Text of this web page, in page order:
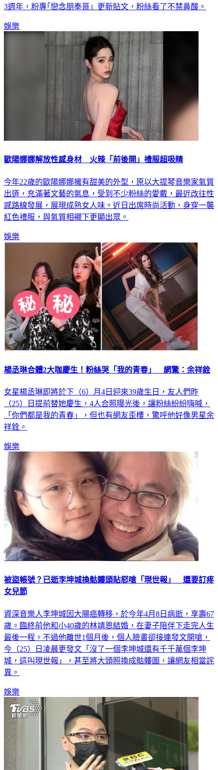
3週年，粉專｢戀念朋奉哥」更新貼文，粉絲看了不禁鼻酸。
娛樂
歐陽娜娜解放性感身材 火辣「前後開」禮服超吸睛
今年22歲的歐陽娜娜擁有甜美的外型，原以大提琴音樂家氣質
出道，充滿著文藝的氣息，受到不少粉絲的愛戴，最近改往性
感路線發展，展現成熟女人味。近日出席時尚活動，身穿一襲
紅色禮服，與氣質相襯下更顯出眾。
娛樂
楊丞琳合體2大咖慶生！粉絲哭「我的青春」 網驚：余祥銓
女星楊丞琳即將於下（6）月4日迎來39歲生日，友人們昨
（25）日提前替她慶生，4人合照曝光後，讓粉絲紛紛嗨喊，
「你們都是我的青春」，但也有網友歪樓，驚呼他好像男星余
祥銓。
娛樂
被盜帳號？已逝李坤城換骷髏頭貼怒嗆「現世報」 還要訂疼
女兒節
資深音樂人李坤城因大腸癌轉移，於今年4月8日病逝，享壽67
歲。臨終前他和小40歲的林靖恩結婚，在妻子陪伴下走完人生
最後一程。不過他離世1個月後，個人臉書卻接連發文開嗆，
今（25）日凌晨更發文「沒了一個李坤城還有千千萬個李坤
城，這叫現世報」，甚至將大頭照換成骷髏圖，讓網友相當詫
異。
娛樂